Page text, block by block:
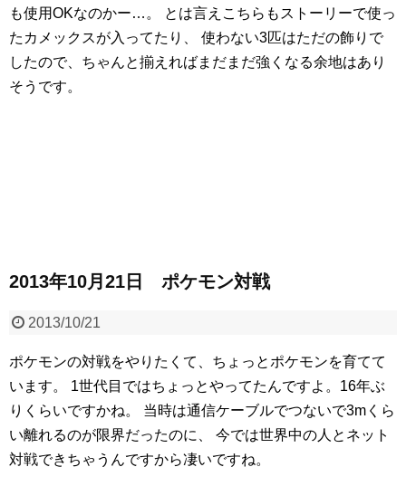
も使用OKなのかー…。
とは言えこちらもストーリーで使っ
たカメックスが入ってたり、
使わない3匹はただの飾りで
したので、ちゃんと揃えればまだまだ強くなる余地はあり
そうです。
2013年10月21日 ポケモン対戦
2013/10/21
ポケモンの対戦をやりたくて、ちょっとポケモンを育てて
います。
1世代目ではちょっとやってたんですよ。16年ぶ
りくらいですかね。
当時は通信ケーブルでつないで3mくら
い離れるのが限界だったのに、
今では世界中の人とネット
対戦できちゃうんですから凄いですね。